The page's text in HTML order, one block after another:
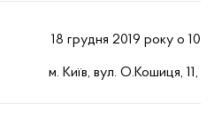
18 грудня 2019 року о 10
м. Київ, вул. О.Кошиця, 11,